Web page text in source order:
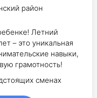
район
Летний
– это уникальная
навыки,
грамотность!
сменах